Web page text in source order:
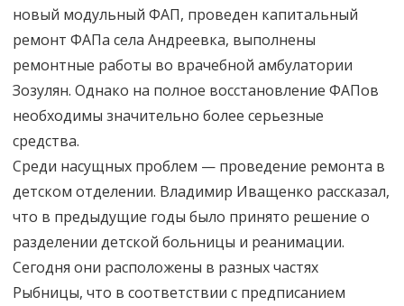
новый модульный ФАП, проведен капитальный
ремонт ФАПа села Андреевка, выполнены
ремонтные работы во врачебной амбулатории
Зозулян. Однако на полное восстановление ФАПов
необходимы значительно более серьезные
средства.
Среди насущных проблем — проведение ремонта в
детском отделении. Владимир Иващенко рассказал,
что в предыдущие годы было принято решение о
разделении детской больницы и реанимации.
Сегодня они расположены в разных частях
Рыбницы, что в соответствии с предписанием